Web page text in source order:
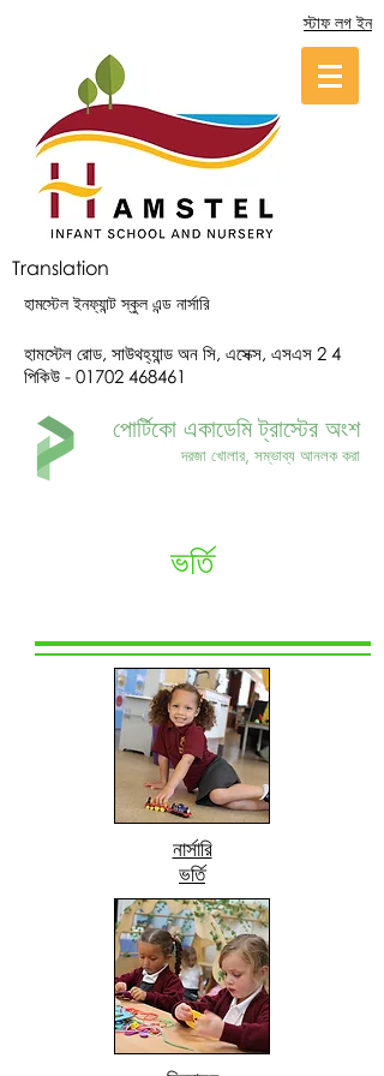
স্টাফ লগ ইন
Translation
হামস্টেল ইনফ্যান্ট স্কুল এন্ড নার্সারি
হামস্টেল রোড, সাউথহ্যান্ড অন সি, এসেক্স, এসএস 2 4
পিকিউ - 01702 468461
পোর্টিকো একাডেমি ট্রাস্টের অংশ
দরজা খোলার, সম্ভাব্য আনলক করা
ভর্তি
নার্সারি
ভর্তি